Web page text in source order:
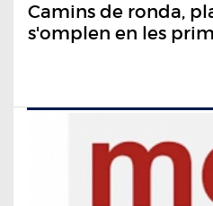
Camins de ronda,
s'omplen en les